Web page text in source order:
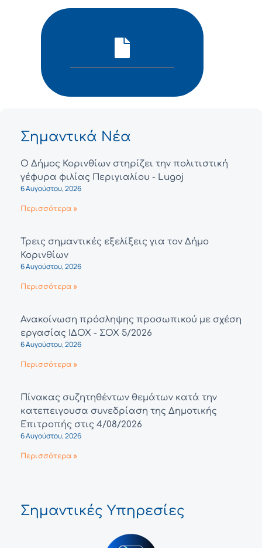
Σημαντικά Νέα
Ο Δήμος Κορινθίων στηρίζει την πολιτιστική
γέφυρα φιλίας Περιγιαλίου - Lugoj
6 Αυγούστου, 2026
Περισσότερα »
Τρεις σημαντικές εξελίξεις για τον Δήμο
Κορινθίων
6 Αυγούστου, 2026
Περισσότερα »
Ανακοίνωση πρόσληψης προσωπικού με σχέση
εργασίας ΙΔΟΧ - ΣΟΧ 5/2026
6 Αυγούστου, 2026
Περισσότερα »
Πίνακας συζητηθέντων θεμάτων κατά την
κατεπειγουσα συνεδρίαση της Δημοτικής
Επιτροπής στις 4/08/2026
6 Αυγούστου, 2026
Περισσότερα »
Σημαντικές Υπηρεσίες